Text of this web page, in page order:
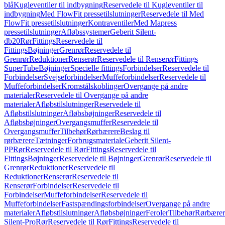
blåKugleventiler til indbygningReservedele til Kugleventiler til
indbygningMed FlowFit pressetilslutningerReservedele til Med
FlowFit pressetilslutningerKontraventilerMed Mapress
pressetilslutningerAfløbssystemerGeberit Silent-
db20RørFittingsReservedele til
FittingsBøjningerGrenrørReservedele til
GrenrørReduktionerRenserørReservedele til RenserørFittings
SuperTubeBøjningerSpecielle fittingsForbindelserReservedele til
ForbindelserSvejseforbindelserMuffeforbindelserReservedele til
MuffeforbindelserKromstålskoblingerOvergange på andre
materialerReservedele til Overgange på andre
materialerAfløbstilslutningerReservedele til
AfløbstilslutningerAfløbsbøjningerReservedele til
AfløbsbøjningerOvergangsmufferReservedele til
OvergangsmufferTilbehørRørbærereBeslag til
rørbærereTætningerForbrugsmaterialeGeberit Silent-
PPRørReservedele til RørFittingsReservedele til
FittingsBøjningerReservedele til BøjningerGrenrørReservedele til
GrenrørReduktionerReservedele til
ReduktionerRenserørReservedele til
RenserørForbindelserReservedele til
ForbindelserMuffeforbindelserReservedele til
MuffeforbindelserFastspændingsforbindelserOvergange på andre
materialerAfløbstilslutningerAfløbsbøjningerFerolerTilbehør
Silent-ProRørReservedele til RørFittingsReservedele til